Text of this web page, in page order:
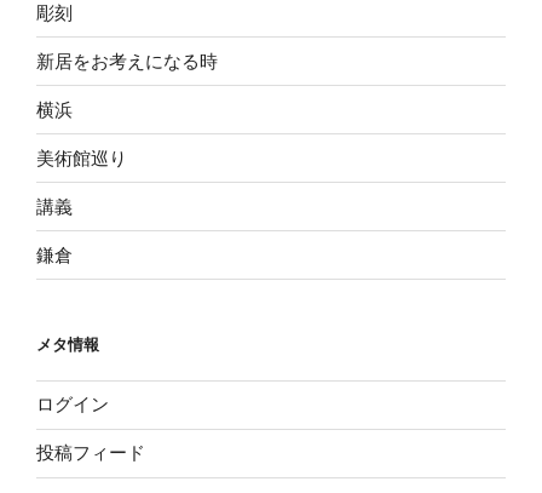
彫刻
新居をお考えになる時
横浜
美術館巡り
講義
鎌倉
メタ情報
ログイン
投稿フィード